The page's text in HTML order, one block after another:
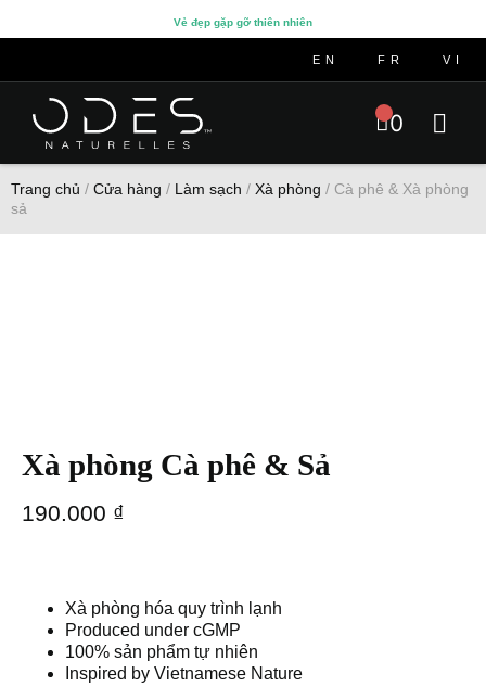
Vẻ đẹp gặp gỡ thiên nhiên
EN FR VI
0
Trang chủ / Cửa hàng / Làm sạch / Xà phòng / Cà phê & Xà phòng
sả
Xà phòng Cà phê & Sả
190.000 ₫
Xà phòng hóa quy trình lạnh
Produced under cGMP
100% sản phẩm tự nhiên
Inspired by Vietnamese Nature